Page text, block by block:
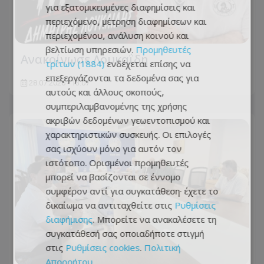
Ανακοίνωσε Λουκαΐδη
28.07.2026 - 13:07
για εξατομικευμένες διαφημίσεις και
περιεχόμενο, μέτρηση διαφημίσεων και
περιεχομένου, ανάλυση κοινού και
βελτίωση υπηρεσιών. Προμηθευτές
τρίτων (1884) ενδέχεται επίσης να
επεξεργάζονται τα δεδομένα σας για
αυτούς και άλλους σκοπούς,
συμπεριλαμβανομένης της χρήσης
ακριβών δεδομένων γεωεντοπισμού και
χαρακτηριστικών συσκευής. Οι επιλογές
σας ισχύουν μόνο για αυτόν τον
ιστότοπο. Ορισμένοι προμηθευτές
μπορεί να βασίζονται σε έννομο
συμφέρον αντί για συγκατάθεση· έχετε το
δικαίωμα να αντιταχθείτε στις Ρυθμίσεις
διαφήμισης. Μπορείτε να ανακαλέσετε τη
συγκατάθεσή σας οποιαδήποτε στιγμή
στις Ρυθμίσεις cookies. Πολιτική
Απορρήτου